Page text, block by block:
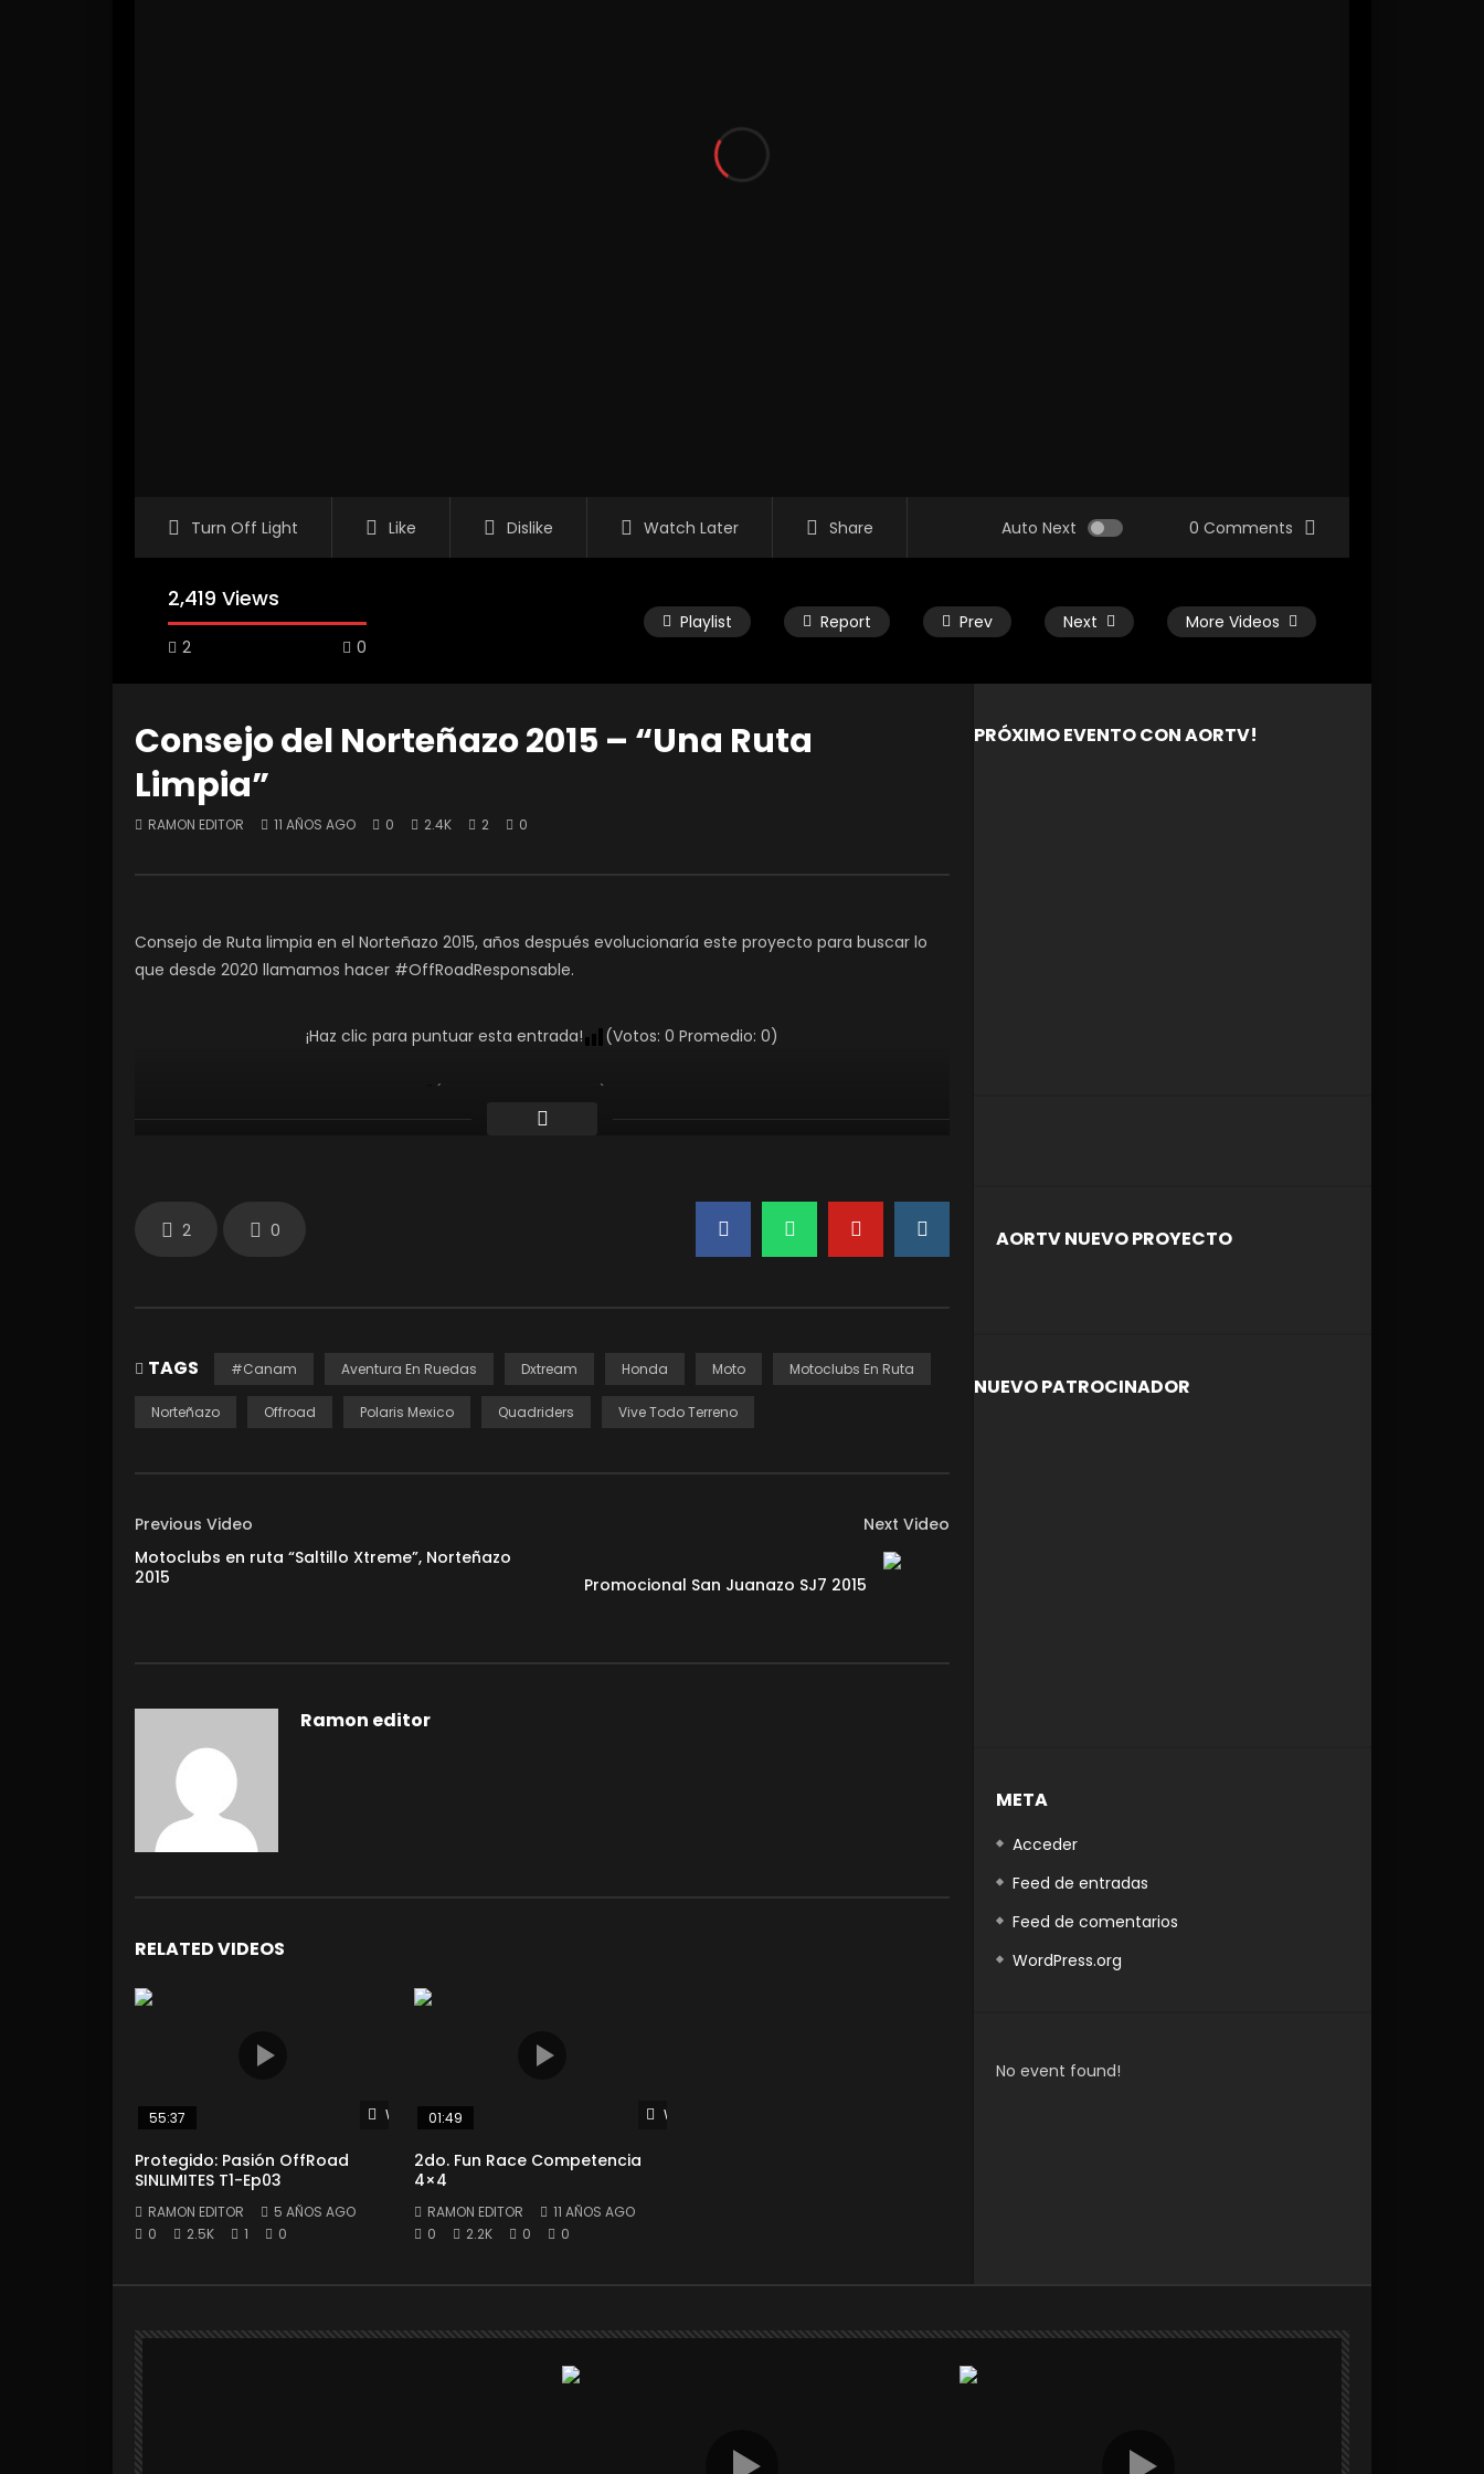
Turn Off Light Like Dislike Watch Later Share Auto Next 0 Comments
2,419 Views
2 0
Playlist Report Prev Next More Videos
Consejo del Norteñazo 2015 – “Una Ruta
Limpia”
RAMON EDITOR 11 AÑOS AGO 0 2.4K 2 0
Consejo de Ruta limpia en el Norteñazo 2015, años después evolucionaría este proyecto para buscar lo
que desde 2020 llamamos hacer #OffRoadResponsable.
¡Haz clic para puntuar esta entrada! (Votos: 0 Promedio: 0)
(Votos: )
2 0
TAGS #Canam Aventura En Ruedas Dxtream Honda Moto Motoclubs En Ruta
Norteñazo Offroad Polaris Mexico Quadriders Vive Todo Terreno
Previous Video
Motoclubs en ruta “Saltillo Xtreme”, Norteñazo
2015
Next Video
Promocional San Juanazo SJ7 2015
Ramon editor
RELATED VIDEOS
Watch Later
55:37
Protegido: Pasión OffRoad
SINLIMITES T1-Ep03
RAMON EDITOR
5 AÑOS AGO
0
2.5K 1 0
Watch Later
01:49
2do. Fun Race Competencia
4×4
RAMON EDITOR
11 AÑOS AGO
0
2.2K 0 0
PRÓXIMO EVENTO CON AORTV!
AORTV NUEVO PROYECTO
NUEVO PATROCINADOR
META
Acceder
Feed de entradas
Feed de comentarios
WordPress.org
No event found!